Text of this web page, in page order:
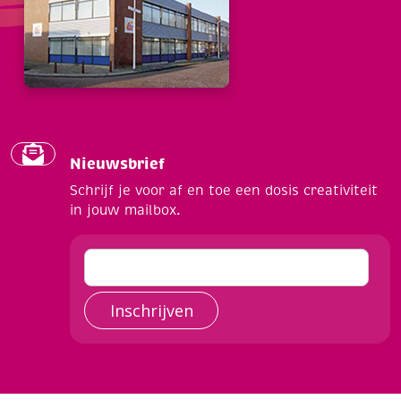
Nieuwsbrief
Schrijf je voor af en toe een dosis creativiteit
in jouw mailbox.
Inschrijven